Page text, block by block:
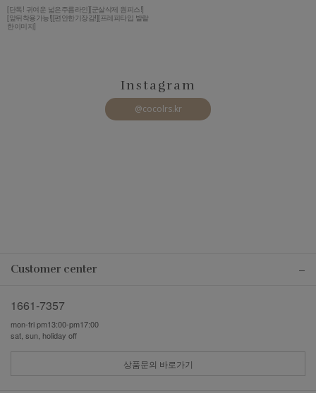
[단독! 귀여운 넓은주름라인][군살삭제 원피스!]
[앞뒤착용가능!][편안한기장감!][프레피타입 발랄
한이미지]
Instagram
@cocolrs.kr
Customer center
1661-7357
mon-fri pm13:00-pm17:00
sat, sun, holiday off
상품문의 바로가기